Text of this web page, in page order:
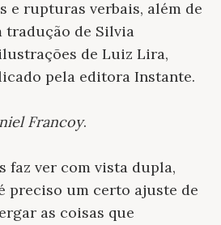
e rupturas verbais, além de
tradução de Silvia
de Luiz Lira,
pela editora Instante.
Francoy.
faz ver com vista dupla,
preciso um certo ajuste de
as coisas que